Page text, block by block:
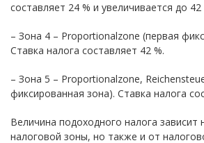
составляет 24 % и увеличивается до 42
– Зона 4 – Proportionalzone (первая
Ставка налога составляет 42 %.
– Зона 5 – Proportionalzone,
фиксированная зона). Ставка налога
Величина подоходного налога зависит
налоговой зоны, но также и от